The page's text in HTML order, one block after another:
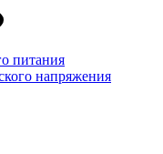
питания
напряжения